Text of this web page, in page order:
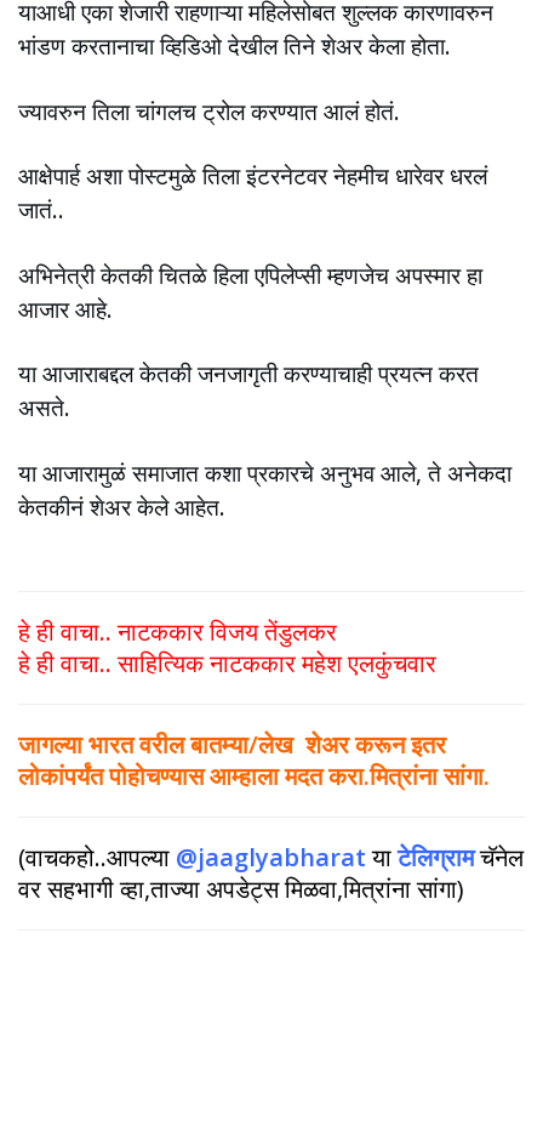
याआधी एका शेजारी राहणाऱ्या महिलेसोबत शुल्लक कारणावरुन
भांडण करतानाचा व्हिडिओ देखील तिने शेअर केला होता.
ज्यावरुन तिला चांगलच ट्रोल करण्यात आलं होतं.
आक्षेपार्ह अशा पोस्टमुळे तिला इंटरनेटवर नेहमीच धारेवर धरलं
जातं..
अभिनेत्री केतकी चितळे हिला एपिलेप्सी म्हणजेच अपस्मार हा
आजार आहे.
या आजाराबद्दल केतकी जनजागृती करण्याचाही प्रयत्न करत
असते.
या आजारामुळं समाजात कशा प्रकारचे अनुभव आले, ते अनेकदा
केतकीनं शेअर केले आहेत.
हे ही वाचा.. नाटककार विजय तेंडुलकर
हे ही वाचा.. साहित्यिक नाटककार महेश एलकुंचवार
जागल्या भारत वरील बातम्या/लेख शेअर करून इतर
लोकांपर्यंत पोहोचण्यास आम्हाला मदत करा.मित्रांना सांगा.
(वाचकहो..आपल्या @jaaglyabharat याटेलिग्रामचॅनेल
वर सहभागी व्हा,ताज्या अपडेट्स मिळवा,मित्रांना सांगा)